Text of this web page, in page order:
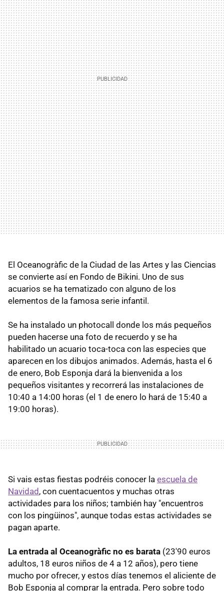
El Oceanogràfic de la Ciudad de las Artes y las Ciencias
se convierte así en Fondo de Bikini. Uno de sus
acuarios se ha tematizado con alguno de los
elementos de la famosa serie infantil.
Se ha instalado un photocall donde los más pequeños
pueden hacerse una foto de recuerdo y se ha
habilitado un acuario toca-toca con las especies que
aparecen en los dibujos animados. Además, hasta el 6
de enero, Bob Esponja dará la bienvenida a los
pequeños visitantes y recorrerá las instalaciones de
10:40 a 14:00 horas (el 1 de enero lo hará de 15:40 a
19:00 horas).
Si vais estas fiestas podréis conocer la escuela de
Navidad, con cuentacuentos y muchas otras
actividades para los niños; también hay "encuentros
con los pingüinos", aunque todas estas actividades se
pagan aparte.
La entrada al Oceanogràfic no es barata (23'90 euros
adultos, 18 euros niños de 4 a 12 años), pero tiene
mucho por ofrecer, y estos días tenemos el aliciente de
Bob Esponja al comprar la entrada. Pero sobre todo